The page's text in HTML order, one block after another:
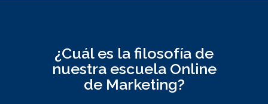
¿Cuál es la filosofía de
nuestra escuela Online
de Marketing?